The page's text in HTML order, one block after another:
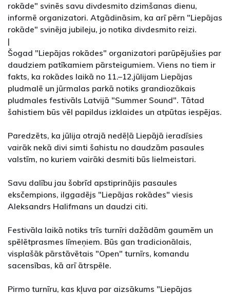
rokāde" svinēs savu divdesmito dzimšanas dienu,
informē organizatori. Atgādināsim, ka arī pērn "Liepājas
rokāde" svinēja jubileju, jo notika divdesmito reizi.
|
Šogad "Liepājas rokādes" organizatori parūpējušies par
daudziem patīkamiem pārsteigumiem. Viens no tiem ir
fakts, ka rokādes laikā no 11.–12.jūlijam Liepājas
pludmalē un jūrmalas parkā notiks grandiozākais
pludmales festivāls Latvijā "Summer Sound". Tātad
šahistiem būs vēl papildus izklaides un atpūtas iespējas.
Paredzēts, ka jūlija otrajā nedēļā Liepājā ieradīsies
vairāk nekā divi simti šahistu no daudzām pasaules
valstīm, no kuriem vairāki desmiti būs lielmeistari.
Savu dalību jau šobrīd apstiprinājis pasaules
eksčempions, ilggadējs "Liepājas rokādes" viesis
Aleksandrs Halifmans un daudzi citi.
Festivāla laikā notiks trīs turnīri dažādām gaumēm un
spēlētprasmes līmeņiem. Būs gan tradicionālais,
visplašāk pārstāvētais "Open" turnīrs, komandu
sacensības, kā arī ātrspēle.
Pirmo turnīru, kas kļuva par aizsākums "Liepājas